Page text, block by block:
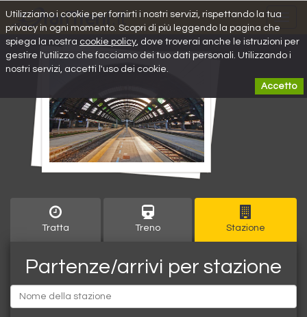
Tratta Treno Stazione
Partenze/arrivi per stazione
Partenza
Utilizziamo i cookie per fornirti i nostri servizi, rispettando la tua
privacy in ogni momento. Scopri di più leggendo la pagina che
spiega la nostra cookie policy, dove troverai anche le istruzioni per
gestire l'utilizzo che facciamo dei tuo dati personali. Utilizzando i
nostri servizi, accetti l'uso dei cookie.
Accetto